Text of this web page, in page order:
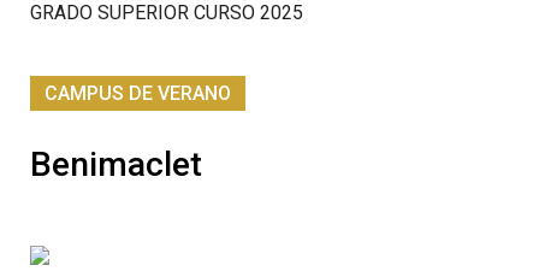
GRADO SUPERIOR CURSO 2025
CAMPUS DE VERANO
Benimaclet